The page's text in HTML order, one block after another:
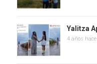
Yalitza
4 años hace